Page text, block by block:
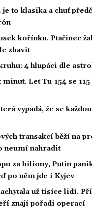
je to klasika a chuť
kořínku. Ptačinec
zbavit
4 hlupáci dle
minut. Let Tu-154 se
vypadá, že se
transakcí běží na
neumí nahradit
za biliony, Putin
po něm jde i Kyjev
už tisíce lidí.
znají pořadí operací